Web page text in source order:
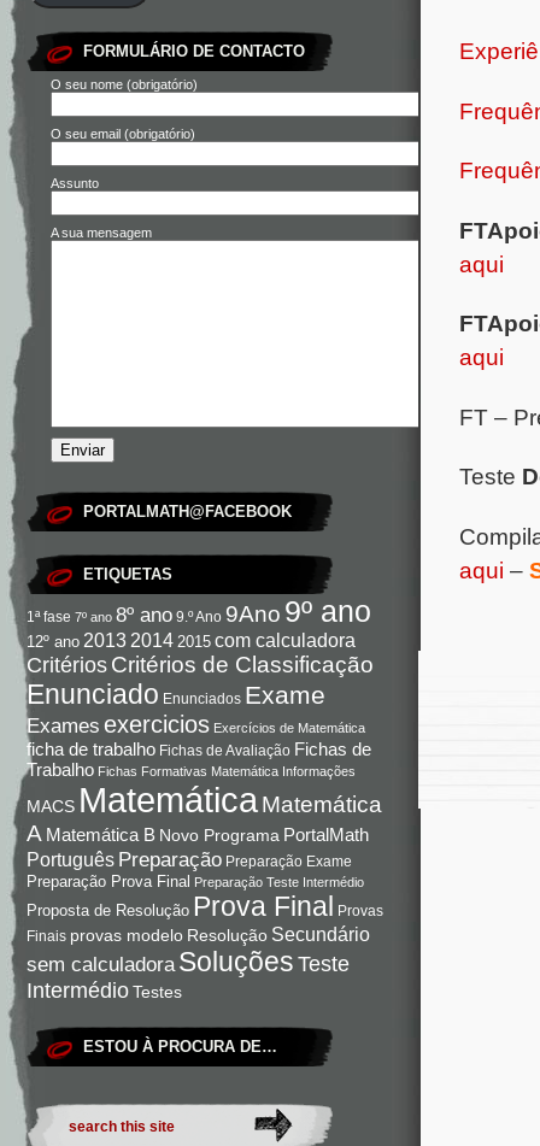
FORMULÁRIO DE CONTACTO
O seu nome (obrigatório)
O seu email (obrigatório)
Assunto
A sua mensagem
PORTALMATH@FACEBOOK
ETIQUETAS
1ª fase 7º ano 8º ano 9.º Ano 9Ano 9º ano
12º ano 2013 2014 2015 com calculadora
Critérios Critérios de Classificação
Enunciado Enunciados Exame
Exames exercicios Exercícios de Matemática
ficha de trabalho Fichas de Avaliação Fichas de
Trabalho Fichas Formativas Matemática Informações
MACS Matemática Matemática
A Matemática B Novo Programa PortalMath
Português Preparação Preparação Exame
Preparação Prova Final Preparação Teste Intermédio
Proposta de Resolução Prova Final Provas
Finais provas modelo Resolução Secundário
sem calculadora Soluções Teste
IntermédioTestes
ESTOU À PROCURA DE…
aqui
aqui
FT –
Teste
aqui –